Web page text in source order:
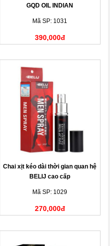
GQD OIL INDIAN
Mã SP: 1031
390,000đ
Chai xịt kéo dài thời gian quan hệ
BELIJ cao cấp
Mã SP: 1029
270,000đ